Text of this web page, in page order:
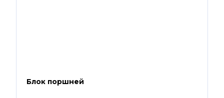
Блок поршней